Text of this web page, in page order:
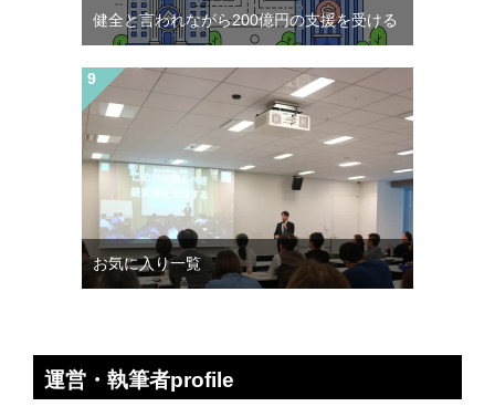
健全と言われながら200億円の支援を受ける
お気に入り一覧
運営・執筆者profile